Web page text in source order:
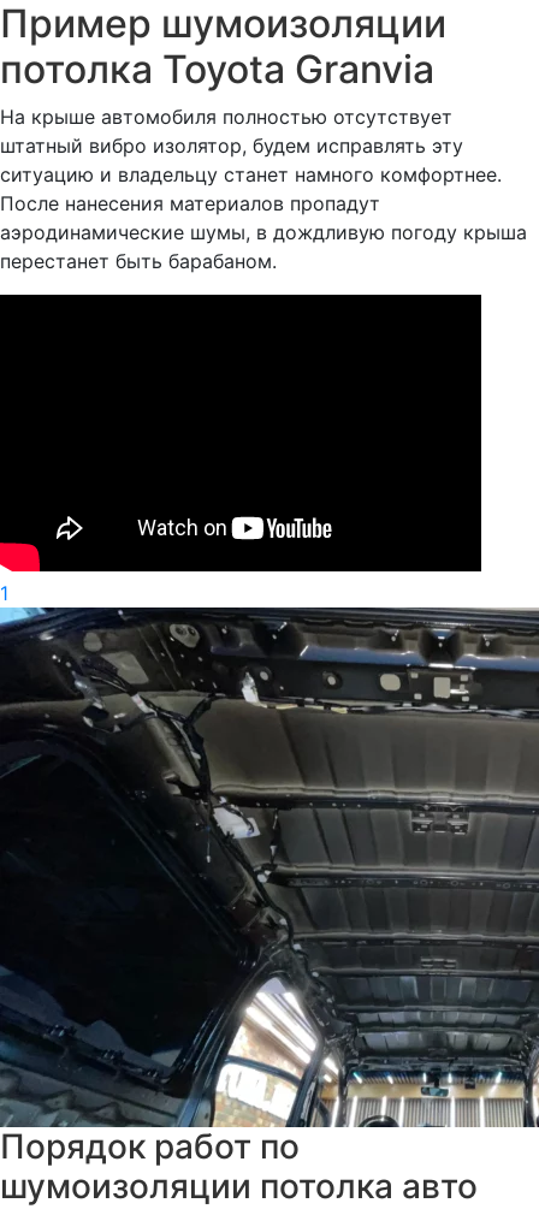
Пример шумоизоляции
потолка Toyota Granvia
На крыше автомобиля полностью отсутствует
штатный вибро изолятор, будем исправлять эту
ситуацию и владельцу станет намного комфортнее.
После нанесения материалов пропадут
аэродинамические шумы, в дождливую погоду крыша
перестанет быть барабаном.
1
Порядок работ по
шумоизоляции потолка авто